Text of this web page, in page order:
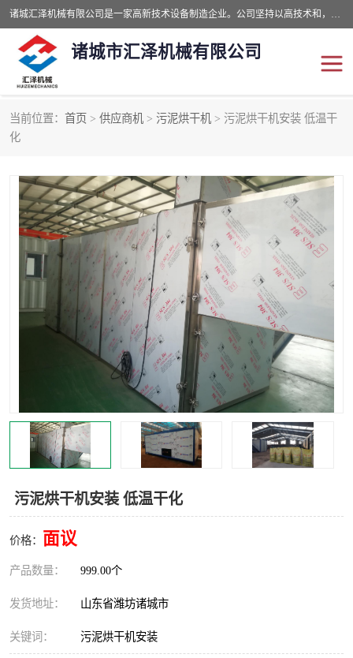
诸城汇泽机械有限公司是一家高新技术设备制造企业。公司坚持以高技术和，高服务于用户，以的环保机械制造设备赢的用户的信赖。现在主要生产死亡畜禽无害化处理和立式和卧式有机肥设备，搅拌机，烘干机，高温发酵机等。污水处理设备，固液分离机。气浮机，化制机等。公司秉承品质，用户至上，科技创新的经营理。
诸城市汇泽机械有限公司
当前位置： 首页 > 供应商机 > 污泥烘干机 > 污泥烘干机安装 低温干
化
污泥烘干机安装 低温干化
价格： 面议
产品数量： 999.00个
发货地址： 山东省潍坊诸城市
关键词： 污泥烘干机安装
鸡粪发酵机 有机肥设备
纳米膜好氧发酵堆肥机 粪污烘干酶体机
膜式堆肥机 纳米膜发酵
膜式发酵仓 分子膜堆肥仓
分子膜发酵堆肥设备